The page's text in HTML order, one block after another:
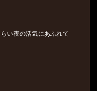
い夜の活気にあふれて